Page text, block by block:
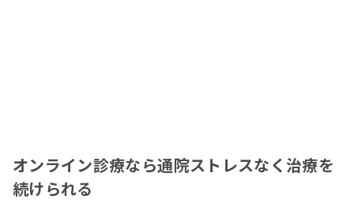
オンライン診療なら通院ストレスなく治療を
続けられる